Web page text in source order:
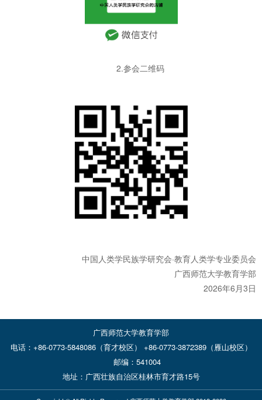
2.参会二维码
中国人类学民族学研究会·教育人类学专业委员会
广西师范大学教育学部
2026年6月3日
广西师范大学教育学部
电话：+86-0773-5848086（育才校区） +86-0773-3872389（雁山校区）
邮编：541004
地址：广西壮族自治区桂林市育才路15号